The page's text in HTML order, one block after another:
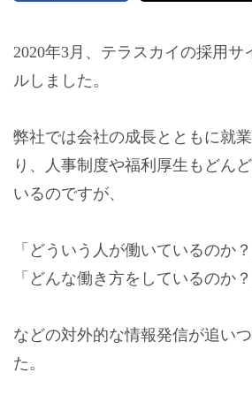
2020年3月、テラスカイの採用サ
ルしました。
弊社では会社の成長とともに就
り、人事制度や福利厚生もどん
いるのですが、
「どういう人が働いているのか？
「どんな働き方をしているのか？
などの対外的な情報発信が追い
た。